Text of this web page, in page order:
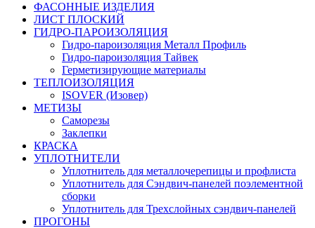
ФАСОННЫЕ ИЗДЕЛИЯ
ЛИСТ ПЛОСКИЙ
ГИДРО-ПАРОИЗОЛЯЦИЯ
Гидро-пароизоляция Металл Профиль
Гидро-пароизоляция Тайвек
Герметизирующие материалы
ТЕПЛОИЗОЛЯЦИЯ
ISOVER (Изовер)
МЕТИЗЫ
Саморезы
Заклепки
КРАСКА
УПЛОТНИТЕЛИ
Уплотнитель для металлочерепицы и профлиста
Уплотнитель для Сэндвич-панелей поэлементной
сборки
Уплотнитель для Трехслойных сэндвич-панелей
ПРОГОНЫ